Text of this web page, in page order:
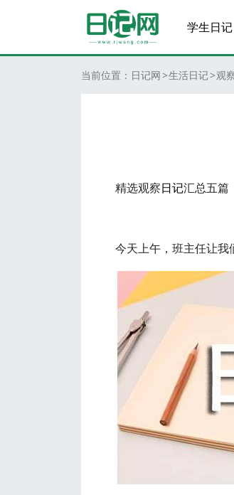
学生日记
当前位置： 日记网 生活日记 观
精选观察日记汇总五篇
今天上午，班主任让我